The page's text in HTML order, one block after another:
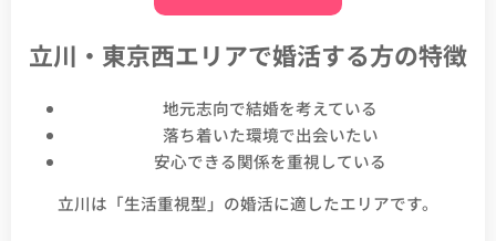
立川・東京西エリアで婚活する方の特徴
地元志向で結婚を考えている
落ち着いた環境で出会いたい
安心できる関係を重視している
立川は「生活重視型」の婚活に適したエリアです。